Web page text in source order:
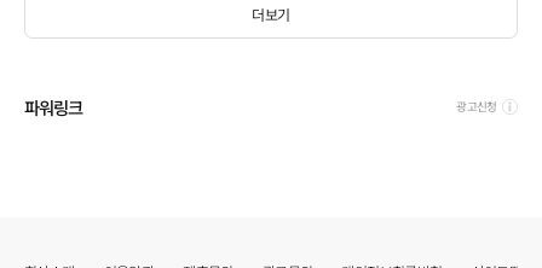
더보기
파워링크 광고신청